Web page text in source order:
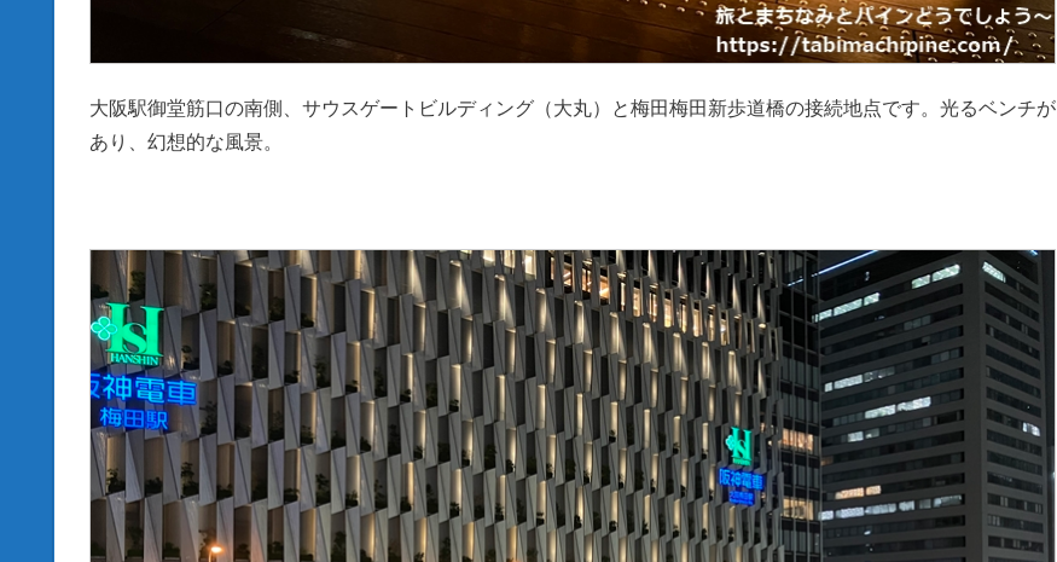
大阪駅御堂筋口の南側、サウスゲートビルディング（大丸）と梅田梅田新歩道橋の接続地点です。光るベンチが
あり、幻想的な風景。